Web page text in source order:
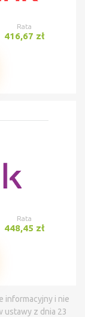
Rata
416,67 zł
Rata
448,45 zł
informacyjny i nie
ustawy z dnia 23